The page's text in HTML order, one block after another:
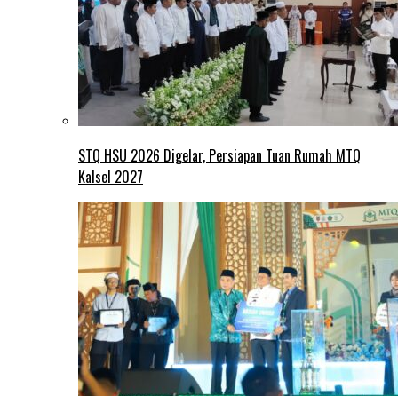
STQ HSU 2026 Digelar, Persiapan Tuan Rumah MTQ
Kalsel 2027